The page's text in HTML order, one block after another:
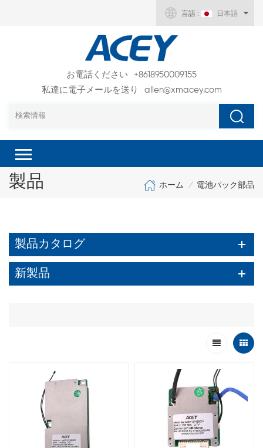
言語 : 日本語
お電話ください
+8618950009155
私達に電子メールを送り
allen@xmacey.com
製品 ホーム / 電池パック部品
製品カタログ
新製品